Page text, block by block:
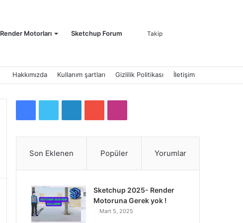
Render Motorları Sketchup Forum Takip
Hakkımızda Kullanım şartları Gizlilik Politikası İletişim
c
e
b
o
i
t
t
e
k
e
d
u
T
u
b
s
t
a
g
Son Eklenen Popüler Yorumlar
Sketchup 2025- Render
Motoruna Gerek yok !
Mart 5, 2025